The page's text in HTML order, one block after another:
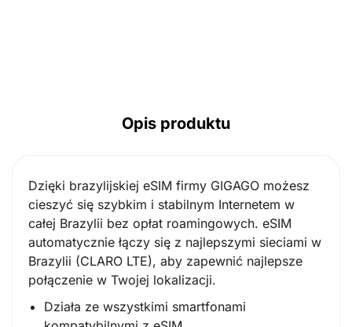
Opis produktu
Dzięki brazylijskiej eSIM firmy GIGAGO możesz
cieszyć się szybkim i stabilnym Internetem w
całej Brazylii bez opłat roamingowych. eSIM
automatycznie łączy się z najlepszymi sieciami w
Brazylii (CLARO LTE), aby zapewnić najlepsze
połączenie w Twojej lokalizacji.
Działa ze wszystkimi smartfonami